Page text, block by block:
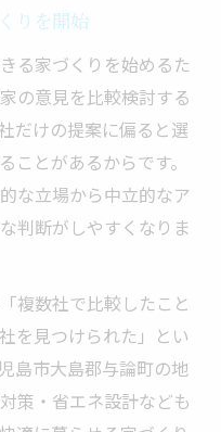
りを開始
る家づくりを始めるた
の意見を比較検討する
だけの提案に偏ると選
ことがあるからです。
な立場から中立的なア
判断がしやすくなりま
複数社で比較したこと
を見つけられた」とい
島市大島郡与論町の地
策・省エネ設計なども